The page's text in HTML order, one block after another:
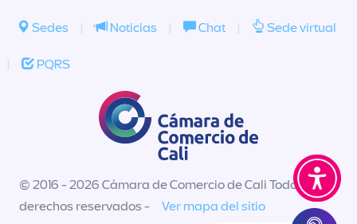
Sedes | Noticias | Chat | Sede virtual
| PQRS
© 2016 - 2026 Cámara de Comercio de Cali Todos los
derechos reservados -
Ver mapa del sitio